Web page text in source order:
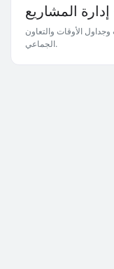
إدارة المشاريع
الأوقات والتعاون
الجماعي.